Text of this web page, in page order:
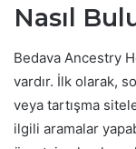
Nasıl
Bedava Ancestry
vardır. İlk olarak,
veya tartışma
ilgili aramalar